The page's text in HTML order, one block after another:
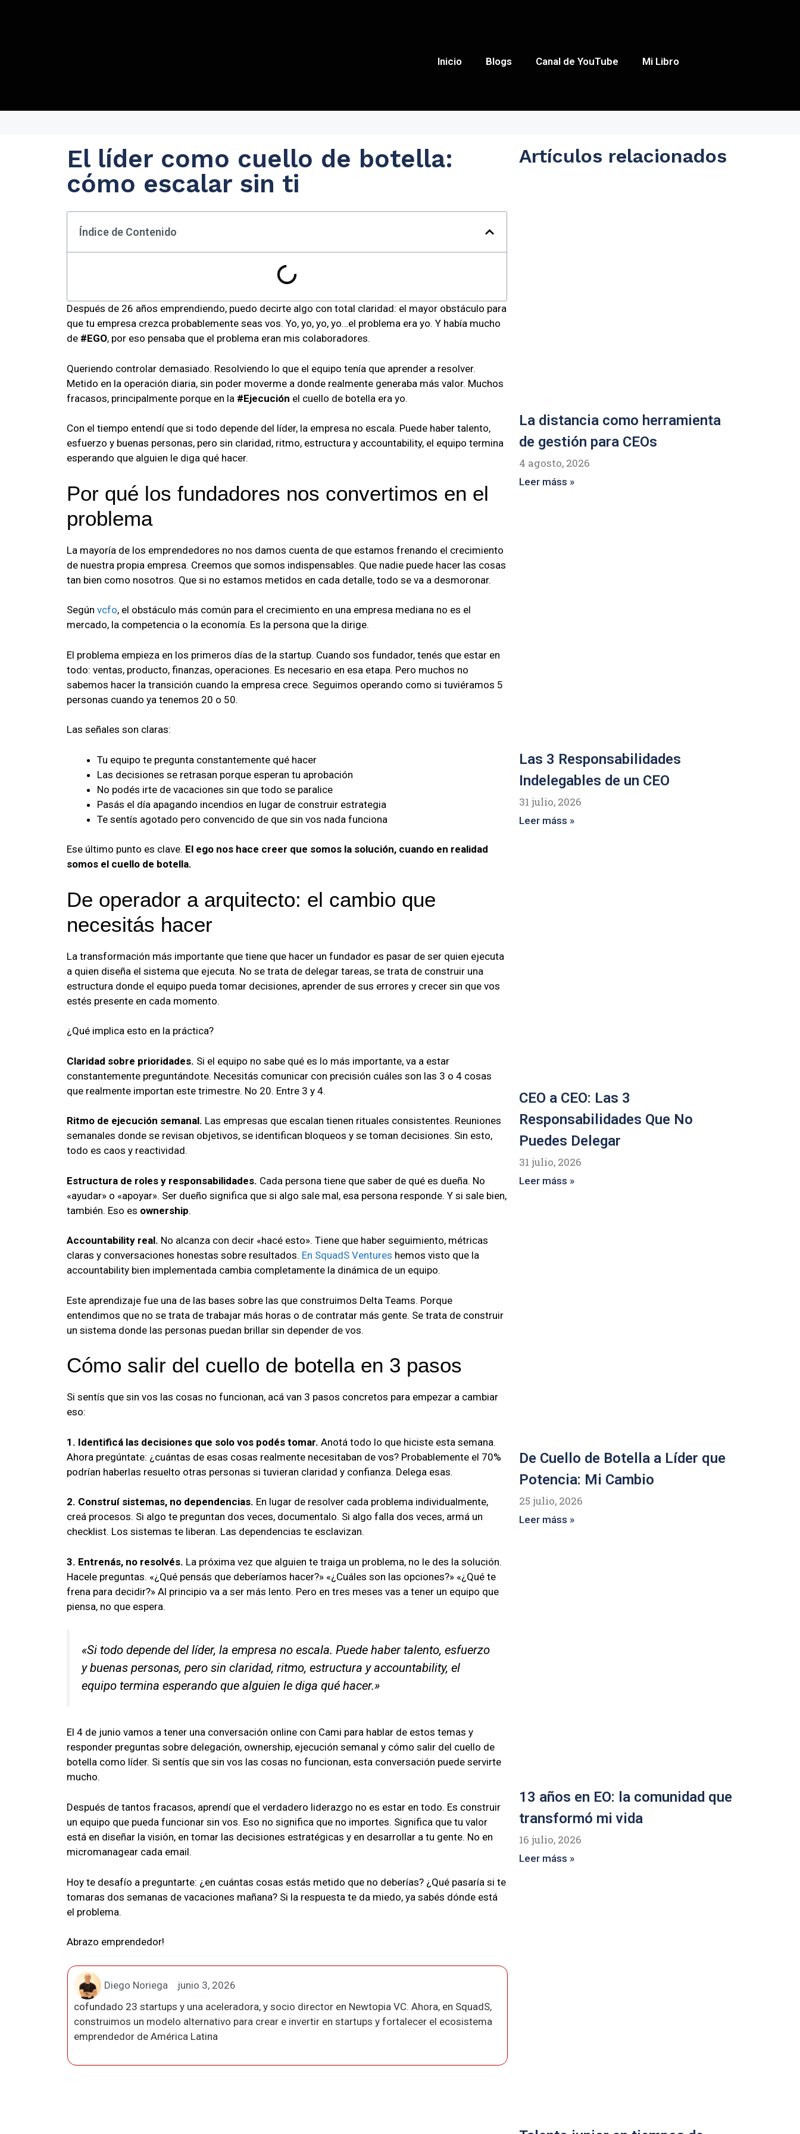
Inicio Blogs Canal de YouTube Mi Libro
El líder como cuello de botella:
cómo escalar sin ti
Índice de Contenido
Después de 26 años emprendiendo, puedo decirte algo con total claridad: el mayor obstáculo para
que tu empresa crezca probablemente seas vos. Yo, yo, yo, yo…el problema era yo. Y había mucho
de #EGO, por eso pensaba que el problema eran mis colaboradores.
Queriendo controlar demasiado. Resolviendo lo que el equipo tenía que aprender a resolver.
Metido en la operación diaria, sin poder moverme a donde realmente generaba más valor. Muchos
fracasos, principalmente porque en la #Ejecución el cuello de botella era yo.
Con el tiempo entendí que si todo depende del líder, la empresa no escala. Puede haber talento,
esfuerzo y buenas personas, pero sin claridad, ritmo, estructura y accountability, el equipo termina
esperando que alguien le diga qué hacer.
Por qué los fundadores nos convertimos en el
problema
La mayoría de los emprendedores no nos damos cuenta de que estamos frenando el crecimiento
de nuestra propia empresa. Creemos que somos indispensables. Que nadie puede hacer las cosas
tan bien como nosotros. Que si no estamos metidos en cada detalle, todo se va a desmoronar.
Según vcfo, el obstáculo más común para el crecimiento en una empresa mediana no es el
mercado, la competencia o la economía. Es la persona que la dirige.
El problema empieza en los primeros días de la startup. Cuando sos fundador, tenés que estar en
todo: ventas, producto, finanzas, operaciones. Es necesario en esa etapa. Pero muchos no
sabemos hacer la transición cuando la empresa crece. Seguimos operando como si tuviéramos 5
personas cuando ya tenemos 20 o 50.
Las señales son claras:
Tu equipo te pregunta constantemente qué hacer
Las decisiones se retrasan porque esperan tu aprobación
No podés irte de vacaciones sin que todo se paralice
Pasás el día apagando incendios en lugar de construir estrategia
Te sentís agotado pero convencido de que sin vos nada funciona
Ese último punto es clave. El ego nos hace creer que somos la solución, cuando en realidad
somos el cuello de botella.
De operador a arquitecto: el cambio que
necesitás hacer
La transformación más importante que tiene que hacer un fundador es pasar de ser quien ejecuta
a quien diseña el sistema que ejecuta. No se trata de delegar tareas, se trata de construir una
estructura donde el equipo pueda tomar decisiones, aprender de sus errores y crecer sin que vos
estés presente en cada momento.
¿Qué implica esto en la práctica?
Claridad sobre prioridades. Si el equipo no sabe qué es lo más importante, va a estar
constantemente preguntándote. Necesitás comunicar con precisión cuáles son las 3 o 4 cosas
que realmente importan este trimestre. No 20. Entre 3 y 4.
Ritmo de ejecución semanal. Las empresas que escalan tienen rituales consistentes. Reuniones
semanales donde se revisan objetivos, se identifican bloqueos y se toman decisiones. Sin esto,
todo es caos y reactividad.
Estructura de roles y responsabilidades. Cada persona tiene que saber de qué es dueña. No
«ayudar» o «apoyar». Ser dueño significa que si algo sale mal, esa persona responde. Y si sale bien,
también. Eso es ownership.
Accountability real. No alcanza con decir «hacé esto». Tiene que haber seguimiento, métricas
claras y conversaciones honestas sobre resultados. En SquadS Ventures hemos visto que la
accountability bien implementada cambia completamente la dinámica de un equipo.
Este aprendizaje fue una de las bases sobre las que construimos Delta Teams. Porque
entendimos que no se trata de trabajar más horas o de contratar más gente. Se trata de construir
un sistema donde las personas puedan brillar sin depender de vos.
Cómo salir del cuello de botella en 3 pasos
Si sentís que sin vos las cosas no funcionan, acá van 3 pasos concretos para empezar a cambiar
eso:
1. Identificá las decisiones que solo vos podés tomar. Anotá todo lo que hiciste esta semana.
Ahora pregúntate: ¿cuántas de esas cosas realmente necesitaban de vos? Probablemente el 70%
podrían haberlas resuelto otras personas si tuvieran claridad y confianza. Delega esas.
2. Construí sistemas, no dependencias. En lugar de resolver cada problema individualmente,
creá procesos. Si algo te preguntan dos veces, documentalo. Si algo falla dos veces, armá un
checklist. Los sistemas te liberan. Las dependencias te esclavizan.
3. Entrenás, no resolvés. La próxima vez que alguien te traiga un problema, no le des la solución.
Hacele preguntas. «¿Qué pensás que deberíamos hacer?» «¿Cuáles son las opciones?» «¿Qué te
frena para decidir?» Al principio va a ser más lento. Pero en tres meses vas a tener un equipo que
piensa, no que espera.
«Si todo depende del líder, la empresa no escala. Puede haber talento, esfuerzo
y buenas personas, pero sin claridad, ritmo, estructura y accountability, el
equipo termina esperando que alguien le diga qué hacer.»
El 4 de junio vamos a tener una conversación online con Cami para hablar de estos temas y
responder preguntas sobre delegación, ownership, ejecución semanal y cómo salir del cuello de
botella como líder. Si sentís que sin vos las cosas no funcionan, esta conversación puede servirte
mucho.
Después de tantos fracasos, aprendí que el verdadero liderazgo no es estar en todo. Es construir
un equipo que pueda funcionar sin vos. Eso no significa que no importes. Significa que tu valor
está en diseñar la visión, en tomar las decisiones estratégicas y en desarrollar a tu gente. No en
micromanagear cada email.
Hoy te desafío a preguntarte: ¿en cuántas cosas estás metido que no deberías? ¿Qué pasaría si te
tomaras dos semanas de vacaciones mañana? Si la respuesta te da miedo, ya sabés dónde está
el problema.
Abrazo emprendedor!
Diego Noriega
junio 3, 2026
cofundado 23 startups y una aceleradora, y socio director en Newtopia VC. Ahora, en SquadS,
construimos un modelo alternativo para crear e invertir en startups y fortalecer el ecosistema
emprendedor de América Latina
Artículos relacionados
La distancia como herramienta
de gestión para CEOs
4 agosto, 2026
Leer máss »
Las 3 Responsabilidades
Indelegables de un CEO
31 julio, 2026
Leer máss »
CEO a CEO: Las 3
Responsabilidades Que No
Puedes Delegar
31 julio, 2026
Leer máss »
De Cuello de Botella a Líder que
Potencia: Mi Cambio
25 julio, 2026
Leer máss »
13 años en EO: la comunidad que
transformó mi vida
16 julio, 2026
Leer máss »